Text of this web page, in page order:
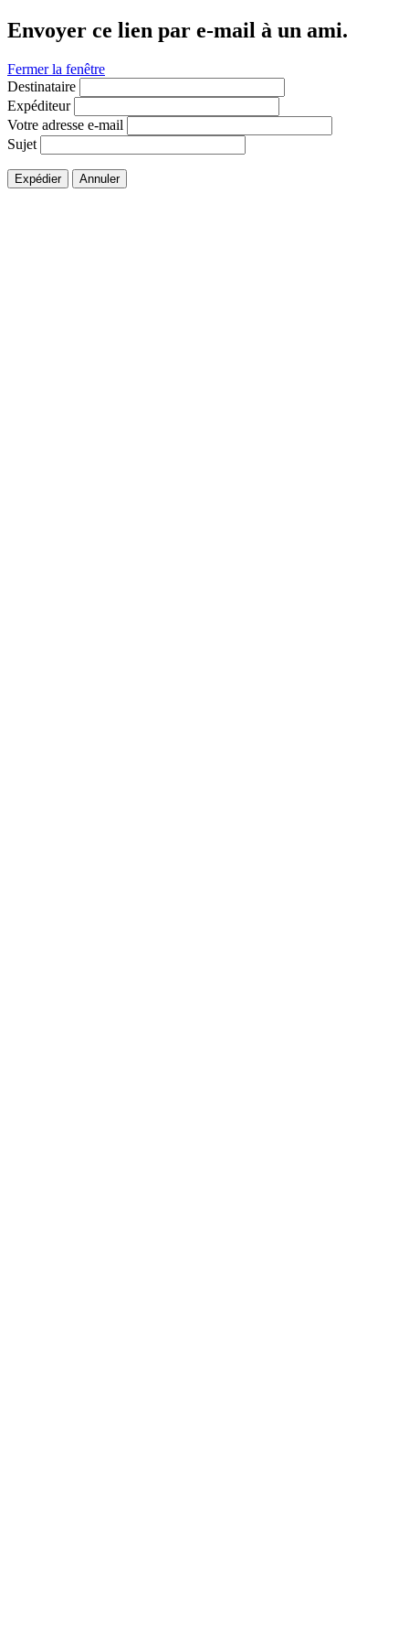
Envoyer ce lien par e-mail à un ami.
Fermer la fenêtre
Destinataire
Expéditeur
Votre adresse e-mail
Sujet
Expédier Annuler